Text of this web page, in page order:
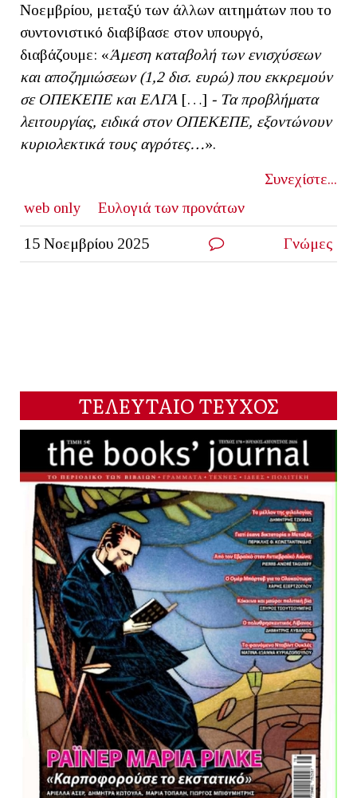
Νοεμβρίου, μεταξύ των άλλων αιτημάτων που το
συντονιστικό διαβίβασε στον υπουργό,
διαβάζουμε: «Άμεση καταβολή των ενισχύσεων
και αποζημιώσεων (1,2 δισ. ευρώ) που εκκρεμούν
σε ΟΠΕΚΕΠΕ και ΕΛΓΑ […] - Τα προβλήματα
λειτουργίας, ειδικά στον ΟΠΕΚΕΠΕ, εξοντώνουν
κυριολεκτικά τους αγρότες…».
Συνεχίστε...
web only
Ευλογιά των προνάτων
15 Νοεμβρίου 2025 Γνώμες
ΤΕΛΕΥΤΑΙΟ ΤΕΥΧΟΣ